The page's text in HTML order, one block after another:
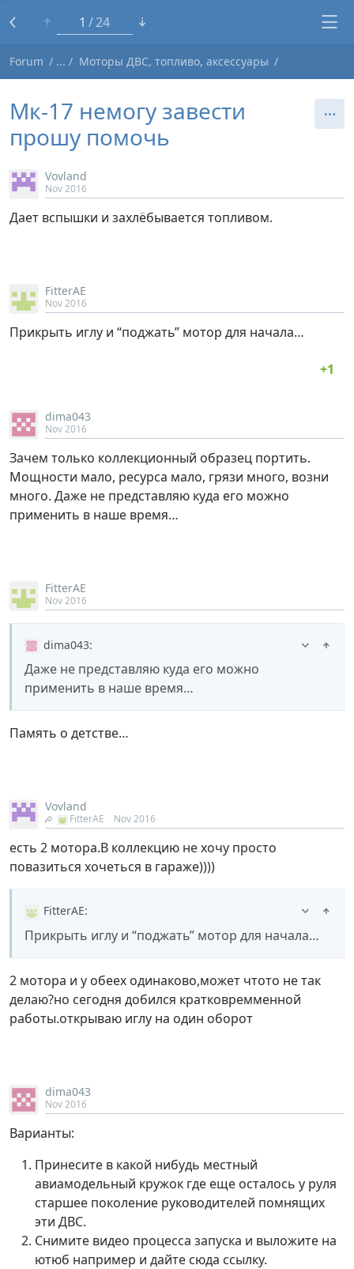
1 24
Forum Моторы ДВС, топливо, аксессуары
Мк-17 немогу завести
прошу помочь
Vovland
Nov 2016
Дает вспышки и захлёбывается топливом.
FitterAE
Nov 2016
Прикрыть иглу и “поджать” мотор для начала…
dima043
Nov 2016
Зачем только коллекционный образец портить.
Мощности мало, ресурса мало, грязи много, возни
много. Даже не представляю куда его можно
применить в наше время…
FitterAE
Nov 2016
dima043:
Даже не представляю куда его можно
применить в наше время…
Память о детстве…
Vovland
FitterAE Nov 2016
есть 2 мотора.В коллекцию не хочу просто
повазиться хочеться в гараже))))
FitterAE:
Прикрыть иглу и “поджать” мотор для начала…
2 мотора и у обеех одинаково,может чтото не так
делаю?но сегодня добился кратковремменной
работы.открываю иглу на один оборот
dima043
Nov 2016
Варианты:
Принесите в какой нибудь местный
авиамодельный кружок где еще осталось у руля
старшее поколение руководителей помнящих
эти ДВС.
Снимите видео процесса запуска и выложите на
ютюб например и дайте сюда ссылку.